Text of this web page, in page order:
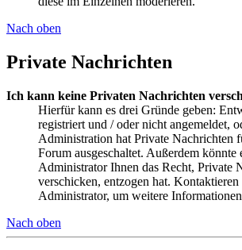
Nach oben
Private Nachrichten
Ich kann keine Privaten Nachrichten
Hierfür kann es drei Gründe geben:
registriert und / oder nicht angemeldet,
Administration hat Private Nachrichten
Forum ausgeschaltet. Außerdem könnte
Administrator Ihnen das Recht, Private
verschicken, entzogen hat. Kontaktieren
Administrator, um weitere
Nach oben